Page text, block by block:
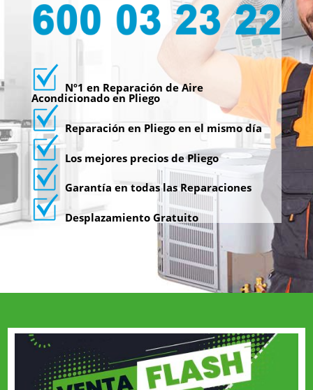
Nº1 en Reparación de Aire
Acondicionado en Pliego
Reparación en Pliego en el mismo día
Los mejores precios de Pliego
Garantía en todas las Reparaciones
Desplazamiento Gratuito